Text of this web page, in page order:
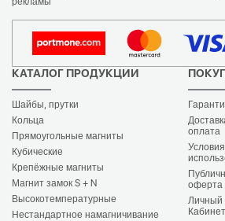
КАТАЛОГ ПРОДУКЦИИ
Шайбы, прутки
Кольца
Прямоугольные магниты
Кубические
Крепёжные магниты
Магнит замок S + N
Высокотемпературные
Нестандартное намагничивание
оплата
Условия
оферта
Личный
Кабинет